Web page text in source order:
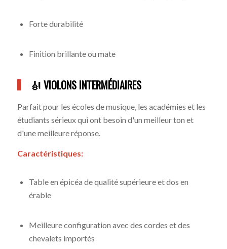
Forte durabilité
Finition brillante ou mate
🎻 VIOLONS INTERMÉDIAIRES
Parfait pour les écoles de musique, les académies et les
étudiants sérieux qui ont besoin d'un meilleur ton et
d'une meilleure réponse.
Caractéristiques:
Table en épicéa de qualité supérieure et dos en
érable
Meilleure configuration avec des cordes et des
chevalets importés